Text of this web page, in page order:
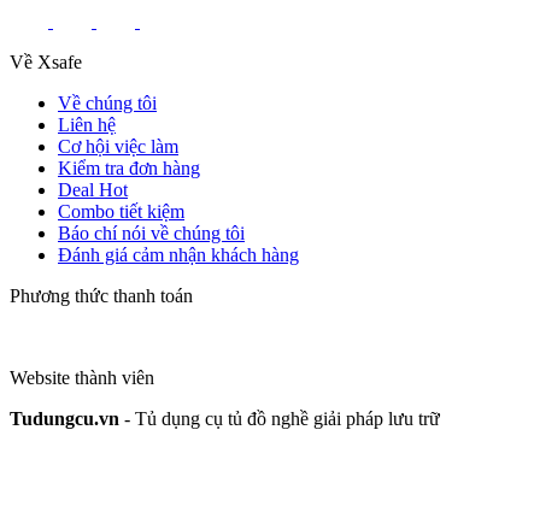
Về Xsafe
Về chúng tôi
Liên hệ
Cơ hội việc làm
Kiểm tra đơn hàng
Deal Hot
Combo tiết kiệm
Báo chí nói về chúng tôi
Đánh giá cảm nhận khách hàng
Phương thức thanh toán
Website thành viên
Tudungcu.vn - Tủ dụng cụ tủ đồ nghề giải pháp lưu trữ